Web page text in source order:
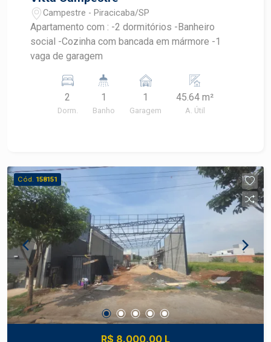
Campestre - Piracicaba/SP
Apartamento com : -2 dormitórios -Banheiro
social -Cozinha com bancada em mármore -1
vaga de garagem
2
Dorm.
1
Banho
1
Garagem
45.64 m²
A. Útil
Cód. 158151
R$ 8.000,00 L